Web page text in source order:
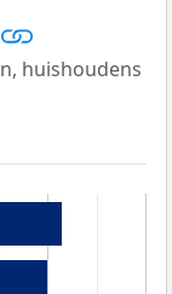
huishoudens